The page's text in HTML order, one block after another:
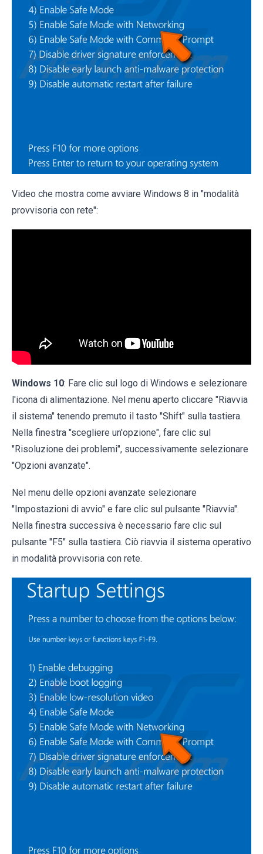
Video che mostra come avviare Windows 8 in "modalità
provvisoria con rete":
Windows 10: Fare clic sul logo di Windows e selezionare
l'icona di alimentazione. Nel menu aperto cliccare "Riavvia
il sistema" tenendo premuto il tasto "Shift" sulla tastiera.
Nella finestra "scegliere un'opzione", fare clic sul
"Risoluzione dei problemi", successivamente selezionare
"Opzioni avanzate".
Nel menu delle opzioni avanzate selezionare
"Impostazioni di avvio" e fare clic sul pulsante "Riavvia".
Nella finestra successiva è necessario fare clic sul
pulsante "F5" sulla tastiera. Ciò riavvia il sistema operativo
in modalità provvisoria con rete.